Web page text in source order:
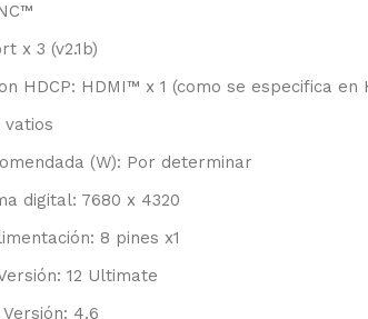
x 3 (v2.1b)
HDCP: HDMI™ x 1 (como se especifica en
vatios
(W): Por determinar
digital: 7680 x 4320
8 pines x1
12 Ultimate
4.6